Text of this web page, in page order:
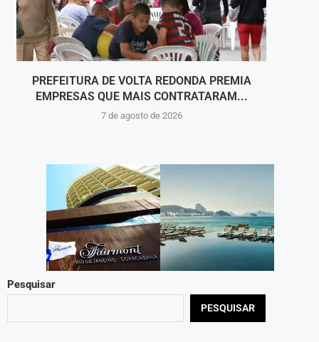
PREFEITURA DE VOLTA REDONDA PREMIA
EMPRESAS QUE MAIS CONTRATARAM...
7 de agosto de 2026
Pesquisar
PESQUISAR